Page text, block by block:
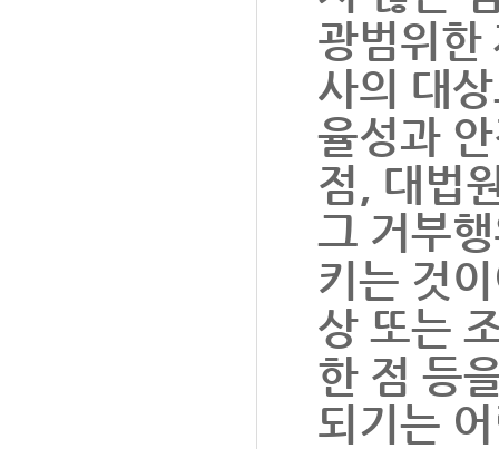
광범위한
사의 대
율성과
점, 대법
그 거부
키는 것
상 또는
한 점 등
되기는